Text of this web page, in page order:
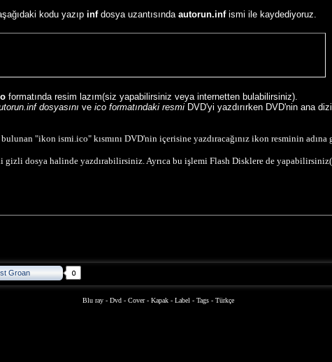
kodu yazıp infdosya uzantısında autorun.infismi ile kaydediyoruz.
formatında resim lazım(siz yapabilirsiniz veya internetten bulabilirsiniz).
dosyasını ve ico formatındaki resmi DVD'yi yazdırırken DVD'nin ana
"ikon ismi.ico" kısmını DVD'nin içerisine yazdıracağınız ikon resminin adına
gizli dosya halinde yazdırabilirsiniz. Ayrıca bu işlemi Flash Disklere de
Groan
Blu ray - Dvd - Cover- Kapak- Label - Tags- Türkçe